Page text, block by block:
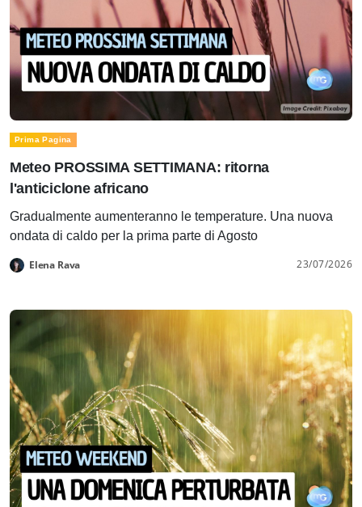
Prima Pagina
Meteo PROSSIMA SETTIMANA: ritorna
l'anticiclone africano
Gradualmente aumenteranno le temperature. Una nuova
ondata di caldo per la prima parte di Agosto
Elena Rava 23/07/2026